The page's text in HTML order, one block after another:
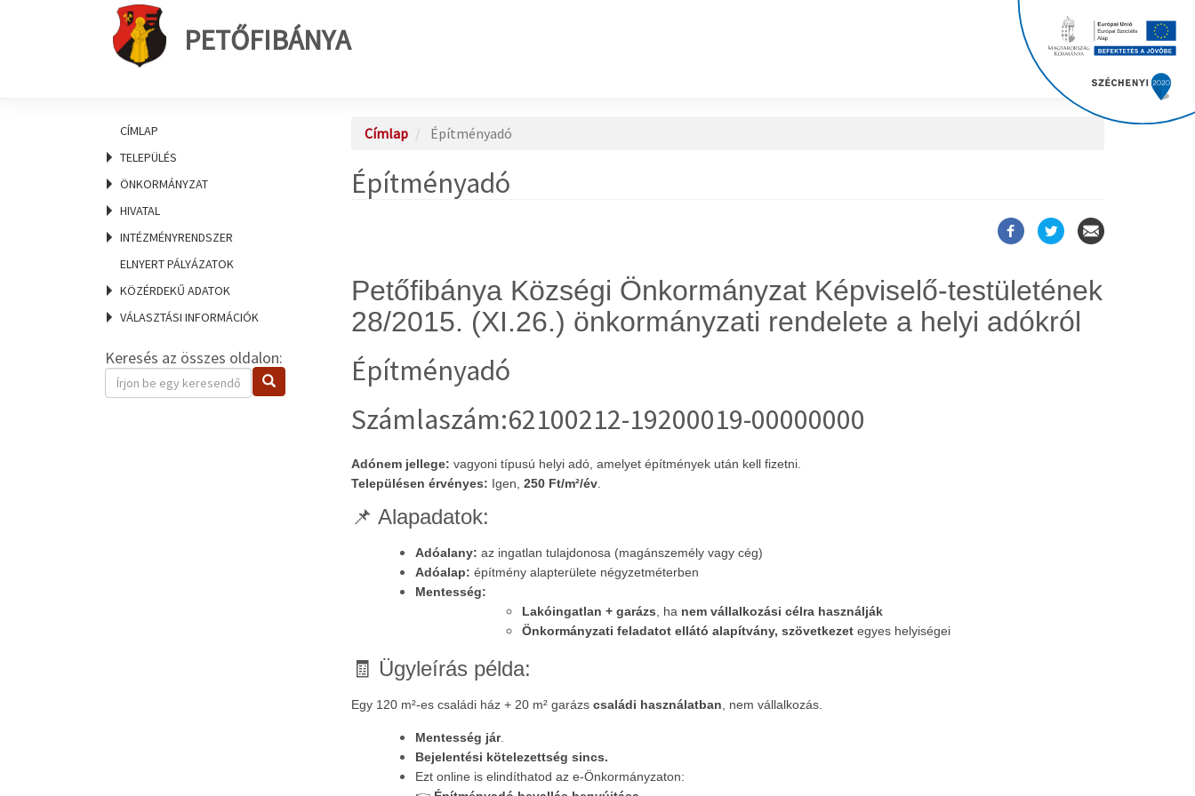
PETŐFIBÁNYA
CÍMLAP
TELEPÜLÉS
ÖNKORMÁNYZAT
HIVATAL
INTÉZMÉNYRENDSZER
ELNYERT PÁLYÁZATOK
KÖZÉRDEKŰ ADATOK
VÁLASZTÁSI INFORMÁCIÓK
Keresés az összes oldalon:
Keresendő
kifejezés
Keresés
Címlap Építményadó
Építményadó
Petőfibánya Községi Önkormányzat Képviselő-testületének
28/2015. (XI.26.) önkormányzati rendelete a helyi adókról
Építményadó
Számlaszám:62100212-19200019-00000000
Adónem jellege: vagyoni típusú helyi adó, amelyet építmények után kell fizetni.
Településen érvényes: Igen, 250 Ft/m²/év.
📌 Alapadatok:
Adóalany: az ingatlan tulajdonosa (magánszemély vagy cég)
Adóalap: építmény alapterülete négyzetméterben
Mentesség:
Lakóingatlan + garázs , ha nem vállalkozási célra használják
Önkormányzati feladatot ellátó alapítvány, szövetkezetegyes helyiségei
🧾 Ügyleírás példa:
Egy 120 m²-es családi ház + 20 m² garázs családi használatban , nem vállalkozás.
Mentesség jár.
Bejelentési kötelezettség sincs.
Ezt online is elindíthatod az e-Önkormányzaton: